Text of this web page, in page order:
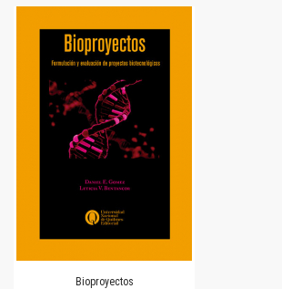
Bioproyectos